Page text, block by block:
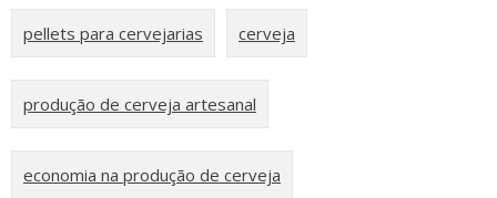
pellets para cervejarias cerveja
produção de cerveja artesanal
economia na produção de cerveja